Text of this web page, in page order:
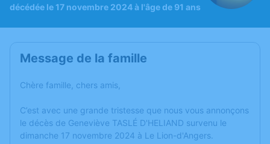
décédée le 17 novembre 2024 à l'âge de 91 ans
Message de la famille
Chère famille, chers amis,
C’est avec une grande tristesse que nous vous annonçons
le décès de Geneviève TASLÉ D'HELIAND survenu le
dimanche 17 novembre 2024 à Le Lion-d'Angers.